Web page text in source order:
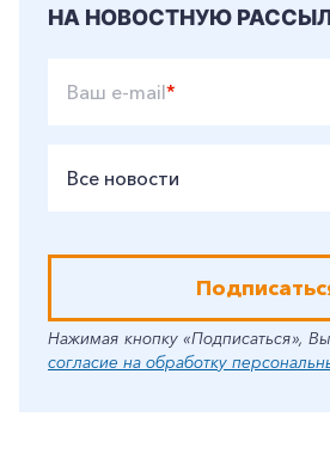
НА НОВОСТНУЮ
Ваш e-mail*
Все новости
Нажимая кнопку «Подписаться»,
согласие на обработку